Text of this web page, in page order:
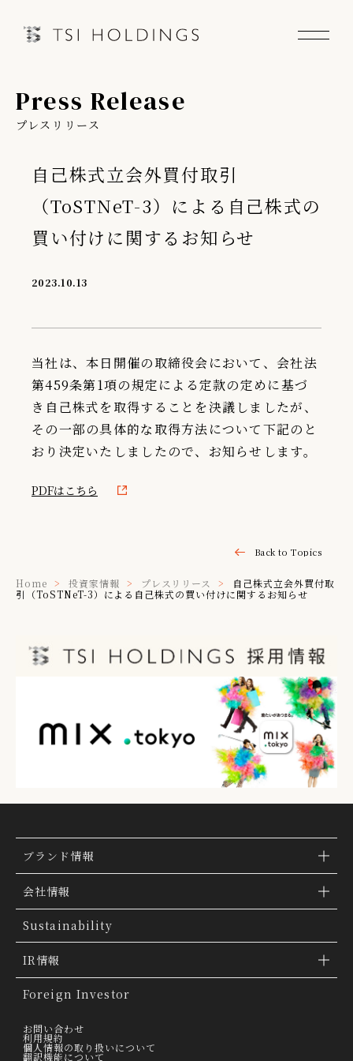
Information
Brand News
Our Purpose
Sustainability
IR情報
TSIトピックス
Foreign Investor
お問い合わせ
Press Release
プレスリリース
自己株式立会外買付取引
（ToSTNeT-3）による自己株式の
買い付けに関するお知らせ
2023.10.13
当社は、本日開催の取締役会において、会社法
第459条第1項の規定による定款の定めに基づ
き自己株式を取得することを決議しましたが、
その一部の具体的な取得方法について下記のと
おり決定いたしましたので、お知らせします。
PDFはこちら
Back to Topics
Home 投資家情報 プレスリリース
自己株式立会外買付取
引（ToSTNeT-3）による自己株式の買い付けに関するお知らせ
ブランド情報
ブランド検索
ブランドトピックス
「ファッションの力を信じよう」
THE MOVIE
会社情報
TSI トピックス
会社概要
会社沿革
グループ会社
経営理念
Sustainability
IR情報
IR情報
IR トピックス
IRライブラリー
Foreign Investor
お問い合わせ
利用規約
個人情報の取り扱いについて
翻訳機能について